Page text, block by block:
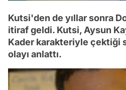
Kutsi'den de yıllar sonra
itiraf geldi. Kutsi, Aysun
Kader karakteriyle çektiği
olayı anlattı.